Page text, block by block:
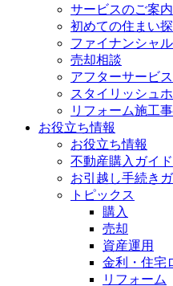
サービスのご案内
初めての住まい
ファイナンシャ
売却相談
アフターサービス
スタイリッシュ
リフォーム施工
お役立ち情報
お役立ち情報
不動産購入ガイド
お引越し手続き
トピックス
購入
売却
資産運用
金利・住宅
リフォーム